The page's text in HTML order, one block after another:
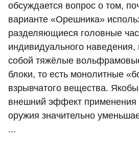
обсуждается вопрос о том,
варианте «Орешника»
разделяющиеся головные
индивидуального
собой тяжёлые
блоки, то есть монолитные
взрывчатого вещества. Якобы
внешний эффект применения
оружия значительно
...